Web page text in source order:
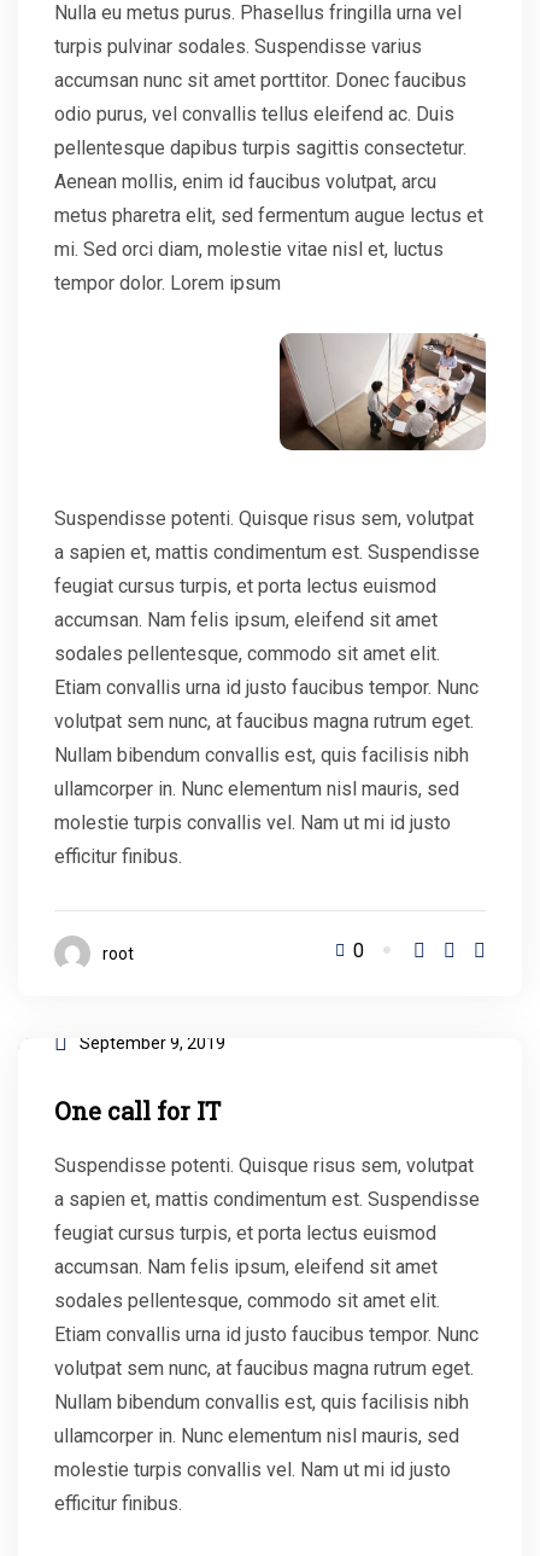
Nulla eu metus purus. Phasellus fringilla urna vel
turpis pulvinar sodales. Suspendisse varius
accumsan nunc sit amet porttitor. Donec faucibus
odio purus, vel convallis tellus eleifend ac. Duis
pellentesque dapibus turpis sagittis consectetur.
Aenean mollis, enim id faucibus volutpat, arcu
metus pharetra elit, sed fermentum augue lectus et
mi. Sed orci diam, molestie vitae nisl et, luctus
tempor dolor. Lorem ipsum
Suspendisse potenti. Quisque risus sem, volutpat
a sapien et, mattis condimentum est. Suspendisse
feugiat cursus turpis, et porta lectus euismod
accumsan. Nam felis ipsum, eleifend sit amet
sodales pellentesque, commodo sit amet elit.
Etiam convallis urna id justo faucibus tempor. Nunc
volutpat sem nunc, at faucibus magna rutrum eget.
Nullam bibendum convallis est, quis facilisis nibh
ullamcorper in. Nunc elementum nisl mauris, sed
molestie turpis convallis vel. Nam ut mi id justo
efficitur finibus.
root 0
September 9, 2019
One call for IT
Suspendisse potenti. Quisque risus sem, volutpat
a sapien et, mattis condimentum est. Suspendisse
feugiat cursus turpis, et porta lectus euismod
accumsan. Nam felis ipsum, eleifend sit amet
sodales pellentesque, commodo sit amet elit.
Etiam convallis urna id justo faucibus tempor. Nunc
volutpat sem nunc, at faucibus magna rutrum eget.
Nullam bibendum convallis est, quis facilisis nibh
ullamcorper in. Nunc elementum nisl mauris, sed
molestie turpis convallis vel. Nam ut mi id justo
efficitur finibus.